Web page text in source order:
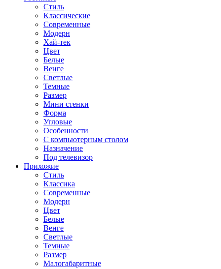
Стиль
Классические
Современные
Модерн
Хай-тек
Цвет
Белые
Венге
Светлые
Темные
Размер
Мини стенки
Форма
Угловые
Особенности
С компьютерным столом
Назначение
Под телевизор
Прихожие
Стиль
Классика
Современные
Модерн
Цвет
Белые
Венге
Светлые
Темные
Размер
Малогабаритные